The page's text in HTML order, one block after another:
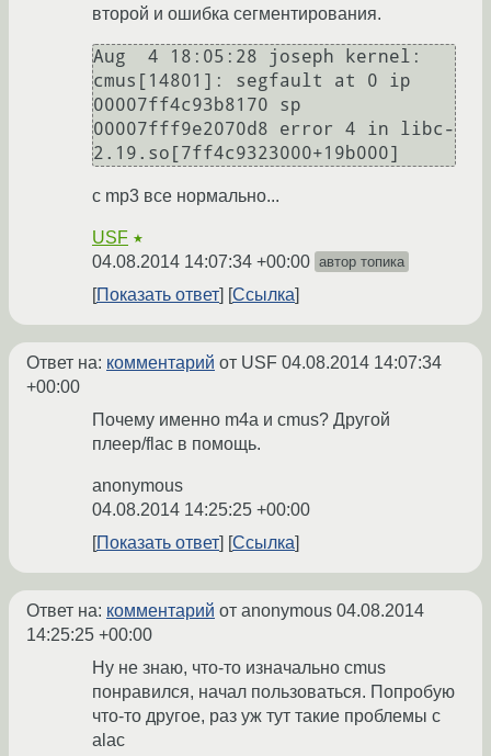
второй и ошибка сегментирования.
Aug  4 18:05:28 joseph kernel:
cmus[14801]: segfault at 0 ip
00007ff4c93b8170 sp
00007fff9e2070d8 error 4 in libc-
с mp3 все нормально...
USF ★
04.08.2014 14:07:34 +00:00 автор топика
Показать ответ Ссылка
Ответ на: комментарий от USF 04.08.2014 14:07:34
+00:00
Почему именно m4a и cmus? Другой
плеер/flac в помощь.
anonymous
04.08.2014 14:25:25 +00:00
Показать ответ
Ссылка
Ответ на: комментарий от anonymous 04.08.2014
14:25:25 +00:00
Ну не знаю, что-то изначально cmus
понравился, начал пользоваться. Попробую
что-то другое, раз уж тут такие проблемы с
alac